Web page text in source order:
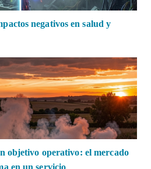
negativos en salud y
objetivo operativo: el mercado